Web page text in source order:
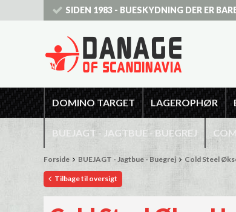
SIDEN 1983 - BUESKYDNING DER ER
DOMINO TARGET LAGEROPHØR
BUEJAGT - JAGTBUE - BUEGREJ
Forside BUEJAGT - Jagtbue - Buegrej Cold Steel
Tilbage til oversigt